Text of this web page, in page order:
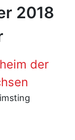
2018
der